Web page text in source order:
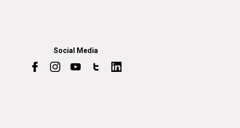
Social Media